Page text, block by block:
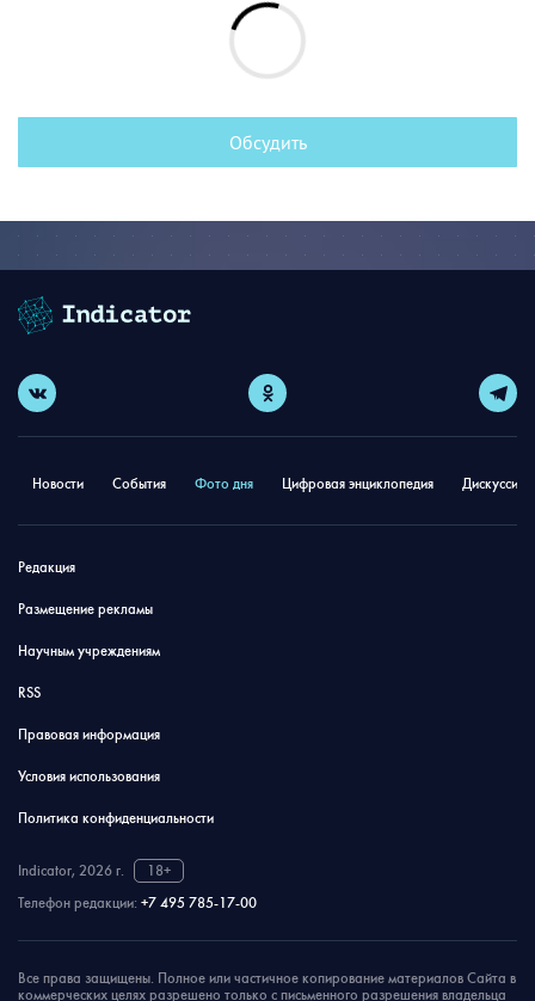
Обсудить
Новости События Фото дня Цифровая энциклопедия
Редакция
Размещение рекламы
Научным учреждениям
RSS
Правовая информация
Условия использования
Политика конфиденциальности
Indicator, 2026 г.
18+
Телефон редакции: +7 495 785-17-00
Все права защищены. Полное или частичное копирование материалов Сайта в
коммерческих целях разрешено только с письменного разрешения владельца